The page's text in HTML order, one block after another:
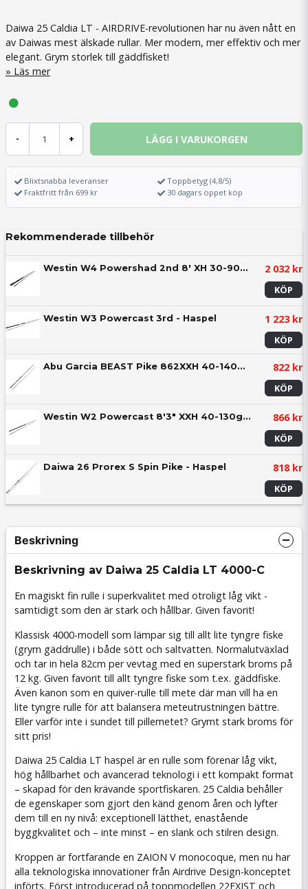
Daiwa 25 Caldia LT - AIRDRIVE-revolutionen har nu även nått en
av Daiwas mest älskade rullar. Mer modern, mer effektiv och mer
elegant. Grym storlek till gäddfisket!
Läs mer
- + LÄGG I VARUKORGEN
Blixtsnabba leveranser
Fraktfritt från 699 kr
Toppbetyg (4,8/5)
30 dagars öppet köp
Rekommenderade tillbehör
Westin W4 Powershad 2nd 8' XH 30-90g 2sec - Haspel 2 032 kr
KÖP
Westin W3 Powercast 3rd - Haspel 1 223 kr
KÖP
Abu Garcia BEAST Pike 862XXH 40-140g - Haspel 822 kr
KÖP
Westin W2 Powercast 8'3" XXH 40-130g 2sec - Haspel 866 kr
KÖP
Daiwa 26 Prorex S Spin Pike - Haspel 818 kr
KÖP
Beskrivning
Beskrivning av Daiwa 25 Caldia LT 4000-C
En magiskt fin rulle i superkvalitet med otroligt låg vikt -
samtidigt som den är stark och hållbar. Given favorit!
Klassisk 4000-modell som lämpar sig till allt lite tyngre fiske
(grym gäddrulle) i både sött och saltvatten. Normalutväxlad
och tar in hela 82cm per vevtag med en superstark broms på
12 kg. Given favorit till allt tyngre fiske som t.ex. gäddfiske.
Även kanon som en quiver-rulle till mete där man vill ha en
lite tyngre rulle för att balansera meteutrustningen bättre.
Eller varför inte i sundet till pillemetet? Grymt stark broms för
sitt pris!
Daiwa 25 Caldia LT haspel är en rulle som förenar låg vikt,
hög hållbarhet och avancerad teknologi i ett kompakt format
– skapad för den krävande sportfiskaren. 25 Caldia behåller
de egenskaper som gjort den känd genom åren och lyfter
dem till en ny nivå: exceptionell lätthet, enastående
byggkvalitet och – inte minst – en slank och stilren design.
Kroppen är fortfarande en ZAION V monocoque, men nu har
alla teknologiska innovationer från Airdrive Design-konceptet
införts. Först introducerad på toppmodellen 22EXIST och